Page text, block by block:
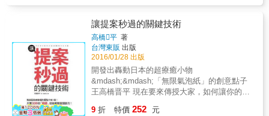
好，做決策要站在謀取公司最大利益的觀點
抉擇的兩難時，「由誰決定」比怎麼決定還重
要。所以設計組織時要先明訂負責人的責任範
圍，再適時給予權限。 &bull;思考該寫些甚麼
企劃案沒有範本可循，重點在於先煽動對方的
危機感（結論），再提出因應策略（實現方
法），自然能引起他的興趣。別寫的又臭又
長，真正厲害的企劃，用一頁摘要就能引爆話
明對方應該知道的事】 &bull;用「心的導引」
宣、賣場看板、企畫案、簡報、情書、簡訊、
種情境皆可套用，並且絕對有效！
館旅店、景點渡假村、休閒飯店、遊覽車、各
地特產品、旅行社、旅遊網、觀光景點，以及
帶動的觀光零售消費與餐飲消費等，能帶動各
行各業的有利發展，對整個國家經濟帶來非常
正面、肯定的影響！
讓提案秒過的關鍵技術
高橋平 著
台灣東販 出版
2016/01/28 出版
開發出轟動日本的超療癒小物
&mdash;&mdash;「無限氣泡紙」的創意點子
王高橋晋平 現在要來傳授大家，如何讓你的點
者，最怕的事就是被打槍，開發出日本超療癒
9 折 特價 252 元